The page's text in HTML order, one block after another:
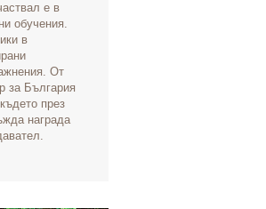
е в
обучения.
в
От
за България
през
награда